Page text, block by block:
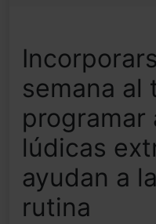
semana al
programar
lúdicas
ayudan a
rutina